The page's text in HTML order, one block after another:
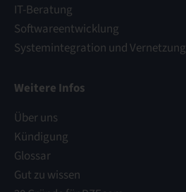
IT-Beratung
Softwareentwicklung
Systemintegration und Vernetzung
Weitere Infos
Über uns
Kündigung
Glossar
Gut zu wissen